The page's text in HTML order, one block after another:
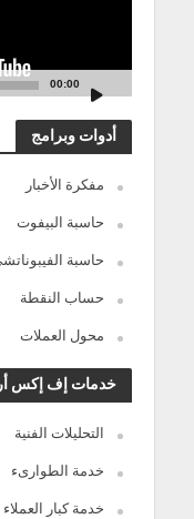
00:00
أدوات وبرامج
مفكرة الأخبار
حاسبة البيفوت
حاسبة
حساب النقطة
محول العملات
خدمات إف إكس
التحليلات الفنية
خدمة الطوارىء
خدمة كبار العملاء